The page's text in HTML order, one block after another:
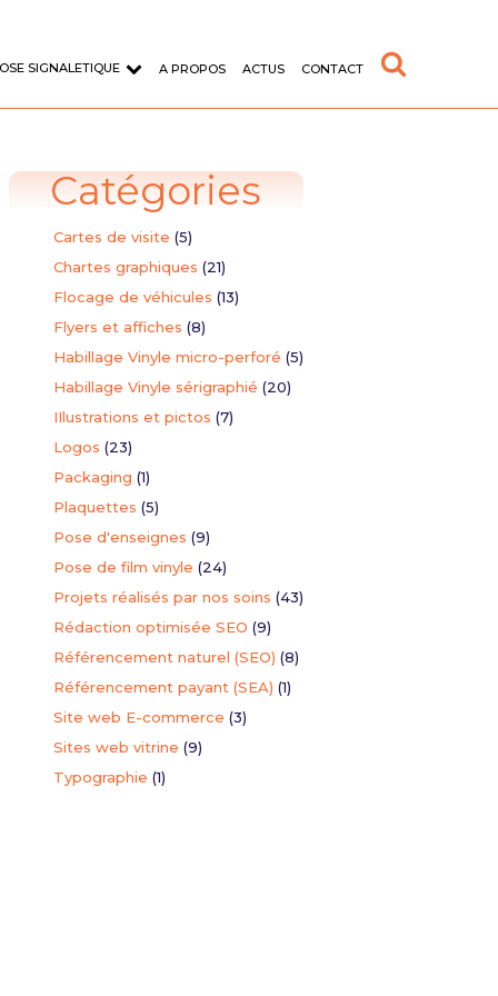
SIGNALETIQUE A PROPOS ACTUS CONTACT
Typographie
Création de la police de caractère
format sur adhésif vinyle
du formulaire de demande d'autorisation de modification de
Catégories
Cartes de visite (5)
Chartes graphiques (21)
Flocage de véhicules (13)
Flyers et affiches (8)
Habillage Vinyle micro-perforé (5)
Habillage Vinyle sérigraphié (20)
IIlustrations et pictos (7)
Logos (23)
Packaging (1)
Plaquettes (5)
Pose d'enseignes (9)
Pose de film vinyle (24)
Projets réalisés par nos soins (43)
Rédaction optimisée SEO (9)
Référencement naturel (SEO) (8)
Référencement payant (SEA) (1)
Site web E-commerce (3)
Sites web vitrine (9)
Typographie (1)